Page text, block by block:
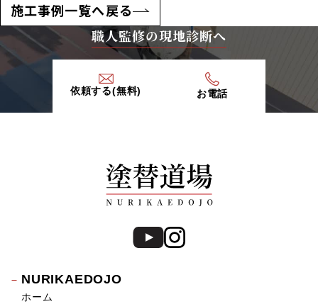
施工事例一覧へ戻る
職人監修の現地診断へ
依頼する(無料) お電話
NURIKAEDOJO
ホーム